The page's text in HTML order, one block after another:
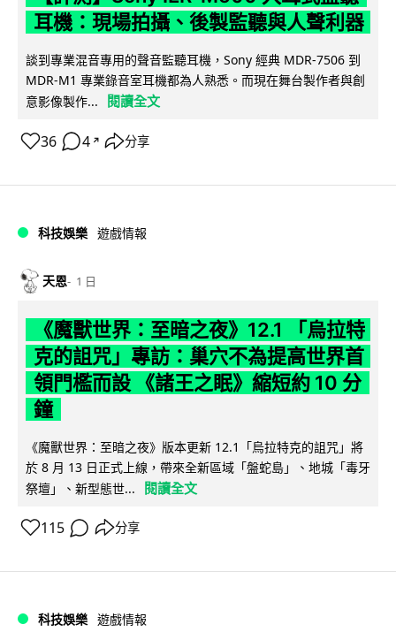
耳機：現場拍攝、後製監聽與人聲利器
談到專業混音專用的聲音監聽耳機，Sony 經典 MDR-7506 到
MDR-M1 專業錄音室耳機都為人熟悉。而現在舞台製作者與創
意影像製作...
閱讀全文
36 4 ↗ 分享
科技娛樂 遊戲情報
天恩 1 日
《魔獸世界：至暗之夜》12.1 「烏拉特
克的詛咒」專訪：巢穴不為提高世界首
領門檻而設 《諸王之眠》縮短約 10 分
鐘
《魔獸世界：至暗之夜》版本更新 12.1「烏拉特克的詛咒」將
於 8 月 13 日正式上線，帶來全新區域「盤蛇島」、地城「毒牙
祭壇」、新型態世...
閱讀全文
115 分享
科技娛樂 遊戲情報